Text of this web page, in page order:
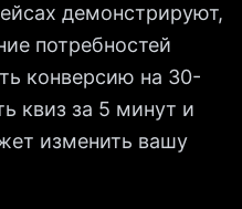
демонстрируют,
потребностей
конверсию на 30-
квиз за 5 минут и
изменить вашу